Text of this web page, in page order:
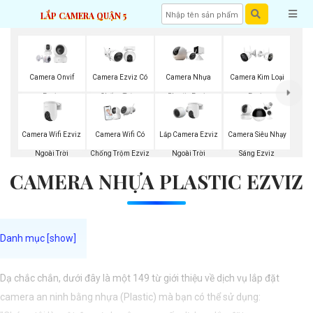
LẮP CAMERA QUẬN 5
Camera Onvif
Ezviz
Camera Ezviz Có
Chống Trộm
Camera Nhựa
Plastic Ezviz
Camera Kim Loại
Ezviz
Camera Wifi Ezviz
Ngoài Trời
Camera Wifi Có
Chống Trộm Ezviz
Lắp Camera Ezviz
Ngoài Trời
Camera Siêu Nhạy
Sáng Ezviz
CAMERA NHỰA PLASTIC EZVIZ
Dạ chắc chắn, dưới đây là một 149 từ giới thiệu về dịch vụ lắp đặt
camera an ninh bằng nhựa (Plastic) mà bạn có thể sử dụng: